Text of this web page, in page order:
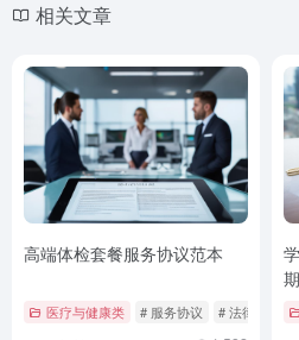
相关文章
高端体检套餐服务协议范本
医疗与健康类 # 服务协议 # 法律范本